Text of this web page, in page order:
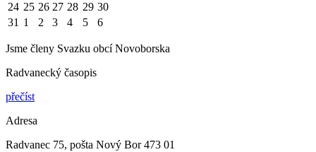
24 25 26 27 28 29 30
31 1 2 3 4 5 6
Jsme členy Svazku obcí Novoborska
Radvanecký časopis
přečíst
Adresa
Radvanec 75, pošta Nový Bor 473 01